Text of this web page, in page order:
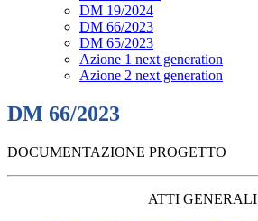
DM 19/2024
DM 66/2023
DM 65/2023
Azione 1 next generation
Azione 2 next generation
DM 66/2023
DOCUMENTAZIONE PROGETTO
ATTI GENERALI